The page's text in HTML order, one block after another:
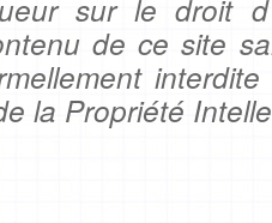
sur le droit
de ce site
la Propriété